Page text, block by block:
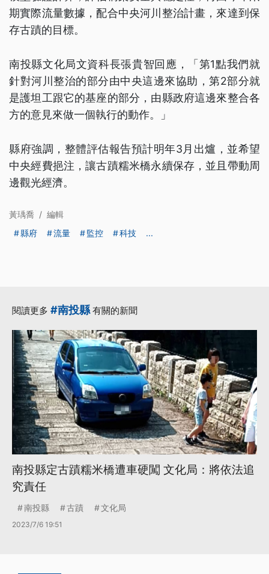
期實際流量數據，配合中央河川整治計畫，來達到保
存古蹟的目標。
南投縣文化局文資科長張貴智回應，「第1點我們就
針對河川整治的部分由中央這邊來協助，第2部分就
是護坦工跟它的基座的部分，由縣政府這邊來整合各
方的意見來做一個執行的動作。」
縣府強調，整體評估報告預計明年3月出爐，並希望
中央經費挹注，讓古蹟糯米橋永續保存，並且帶動周
邊觀光經濟。
黃瑀喬 / 編輯
縣府
流量 監控 科技 ...
閱讀更多 #南投縣有關的新聞
南投縣定古蹟糯米橋遭車硬闖 文化局：將依法追
究責任
南投縣 古蹟 文化局
2023/7/6 19:51